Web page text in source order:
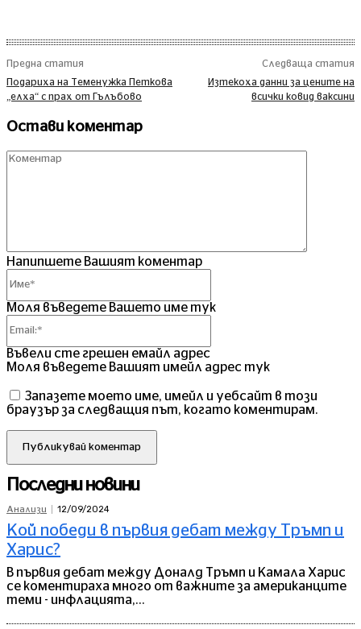
Предна статия
Подариха на Теменужка Петкова
„елха“ с прах от Гълъбово
Следваща статия
Изтекоха данни за цените на
всички ковид ваксини
Остави коментар
Напипшете Вашият коментар
Моля въведете Вашето име тук
Въвели сте грешен емайл адрес
Моля въведете Вашият имейл адрес тук
Запазете моето име, имейл и уебсайт в този
браузър за следващия път, когато коментирам.
Последни новини
Анализи 12/09/2024
Кой победи в първия дебат между Тръмп и
Харис?
В първия дебат между Доналд Тръмп и Камала Харис
се коментираха много от важните за американците
теми - инфлацията,...